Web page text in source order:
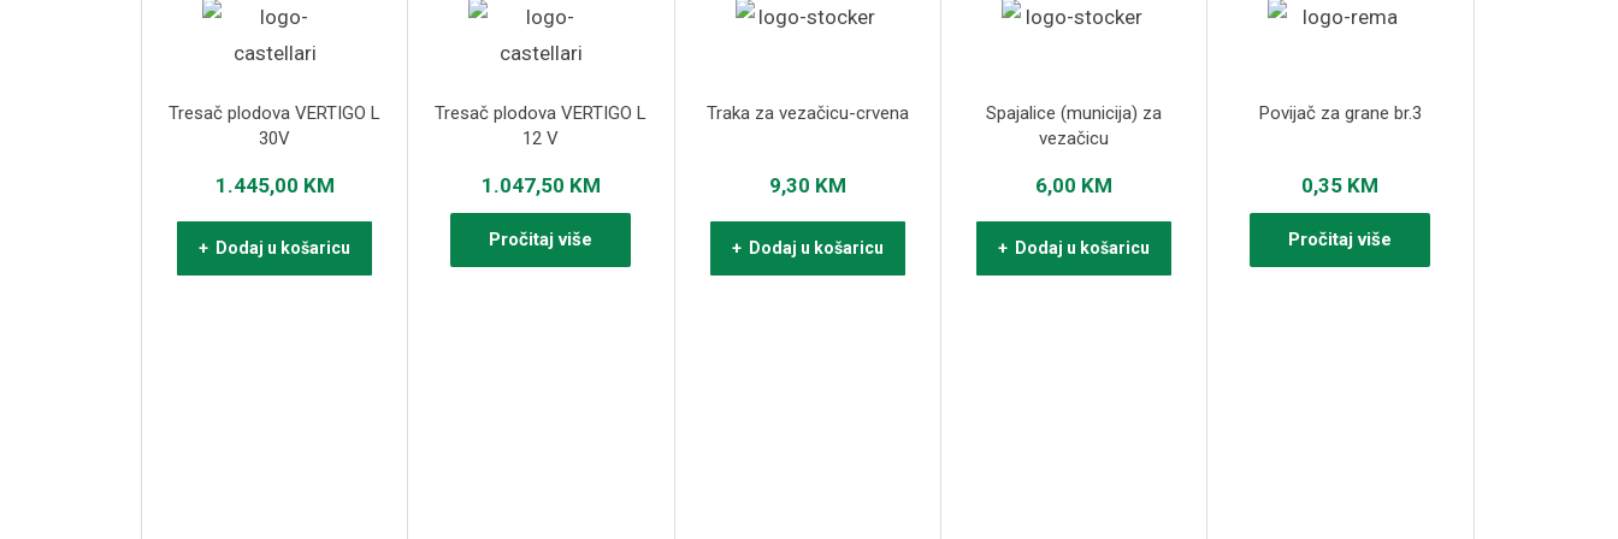
Tresač plodova VERTIGO L
30V
1.445,00 KM
+ Dodaj u košaricu
Tresač plodova VERTIGO L
12 V
1.047,50 KM
Pročitaj više
Traka za vezačicu-crvena
9,30 KM
+ Dodaj u košaricu
Spajalice (municija) za
vezačicu
6,00 KM
+ Dodaj u košaricu
Povijač za grane br.3
0,35 KM
Pročitaj više